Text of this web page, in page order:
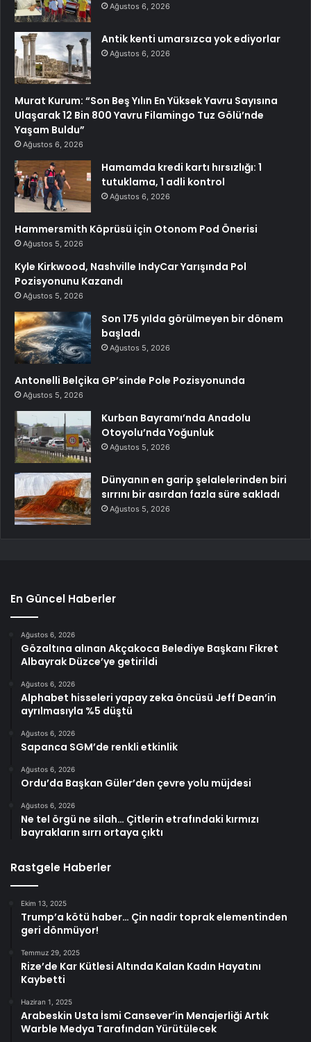
Ağustos 6, 2026
Antik kenti umarsızca yok ediyorlar
Ağustos 6, 2026
Murat Kurum: “Son Beş Yılın En Yüksek Yavru Sayısına
Ulaşarak 12 Bin 800 Yavru Filamingo Tuz Gölü’nde
Yaşam Buldu”
Ağustos 6, 2026
Hamamda kredi kartı hırsızlığı: 1
tutuklama, 1 adli kontrol
Ağustos 6, 2026
Hammersmith Köprüsü için Otonom Pod Önerisi
Ağustos 5, 2026
Kyle Kirkwood, Nashville IndyCar Yarışında Pol
Pozisyonunu Kazandı
Ağustos 5, 2026
Son 175 yılda görülmeyen bir dönem
başladı
Ağustos 5, 2026
Antonelli Belçika GP’sinde Pole Pozisyonunda
Ağustos 5, 2026
Kurban Bayramı’nda Anadolu
Otoyolu’nda Yoğunluk
Ağustos 5, 2026
Dünyanın en garip şelalelerinden biri
sırrını bir asırdan fazla süre sakladı
Ağustos 5, 2026
En Güncel Haberler
Ağustos 6, 2026
Gözaltına alınan Akçakoca Belediye Başkanı Fikret
Albayrak Düzce’ye getirildi
Ağustos 6, 2026
Alphabet hisseleri yapay zeka öncüsü Jeff Dean’in
ayrılmasıyla %5 düştü
Ağustos 6, 2026
Sapanca SGM’de renkli etkinlik
Ağustos 6, 2026
Ordu’da Başkan Güler’den çevre yolu müjdesi
Ağustos 6, 2026
Ne tel örgü ne silah… Çitlerin etrafındaki kırmızı
bayrakların sırrı ortaya çıktı
Rastgele Haberler
Ekim 13, 2025
Trump’a kötü haber… Çin nadir toprak elementinden
geri dönmüyor!
Temmuz 29, 2025
Rize’de Kar Kütlesi Altında Kalan Kadın Hayatını
Kaybetti
Haziran 1, 2025
Arabeskin Usta İsmi Cansever’in Menajerliği Artık
Warble Medya Tarafından Yürütülecek